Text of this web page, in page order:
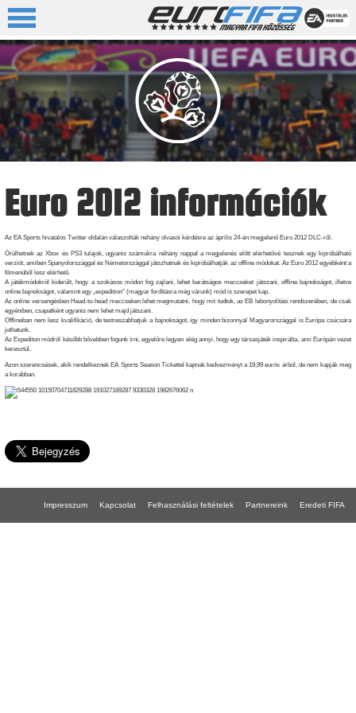
Euro 2012 információk
Az EA Sports hivatalos Twitter oldalán válaszolták néhány olvasói kérdésre az április 24-én megjelenő Euro 2012 DLC-ről.
Örülhetnek az Xbox és PS3 tulajok, ugyanis számukra néhány nappal a megjelenés előtt elérhetővé tesznek egy kipróbálható
verziót, amiben Spanyolországgal és Németországgal játszhatnak és kipróbálhatják az offline módokat. Az Euro 2012 egyébként a
főmenüből lesz elérhető.
A játékmódokról kiderült, hogy a szokásos módon fog zajlani, lehet barátságos meccseket játszani, offline bajnokságot, illetve
online bajnokságot, valamint egy „expedition” (magyar fordításra még várunk) mód is szerepet kap.
Az online versengésben Head-to-head meccseken lehet megmutatni, hogy mit tudtok, az EB lebonyolítási rendszerében, de csak
egyéniben, csapatként ugyanis nem lehet majd játszani.
Offlineban nem lesz kvalifikáció, de testreszabhatjuk a bajnokságot, így minden bizonnyal Magyarországgal is Európa csúcsára
juthatunk.
Az Expediton módról később bővebben fogunk írni, egyelőre legyen elég annyi, hogy egy társasjáték inspirálta, ami Európán vezet
keresztül.
Azon szerencsések, akik rendelkeznek EA Sports Season Tickettel kapnak kedvezményt a 19,99 eurós árból, de nem kapják meg
a korábban.
Impresszum Kapcsolat Felhasználási feltételek Partnereink Eredeti FIFA